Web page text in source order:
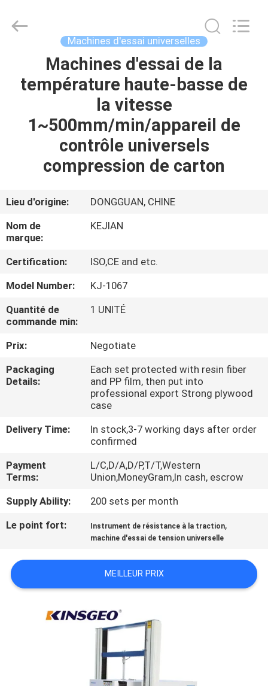
MAISON
PRODUITS
DE
NOUS
VISITE
D'USINE
CONTRÔLE
DE
CONTACTEZ-
UNE
CITATION
PLAN
DU
SITE
PRIVACY
INSTRUMENT
CO.,LTD.
Machines d'essai universelles
Machines d'essai de la
température haute-basse de
la vitesse
1~500mm/min/appareil de
contrôle universels
compression de carton
Lieu d'origine:
DONGGUAN, CHINE
Nom de
marque:
KEJIAN
Certification:
ISO,CE and etc.
Model Number:
KJ-1067
Quantité de
commande min:
1 UNITÉ
Prix:
Negotiate
Packaging
Details:
Each set protected with resin fiber
and PP film, then put into
professional export Strong plywood
case
Delivery Time:
In stock,3-7 working days after order
confirmed
Payment
Terms:
L/C,D/A,D/P,T/T,Western
Union,MoneyGram,In cash, escrow
Supply Ability:
200 sets per month
Le point fort:
Instrument de résistance à la traction,
machine d'essai de tension universelle
MEILLEUR PRIX